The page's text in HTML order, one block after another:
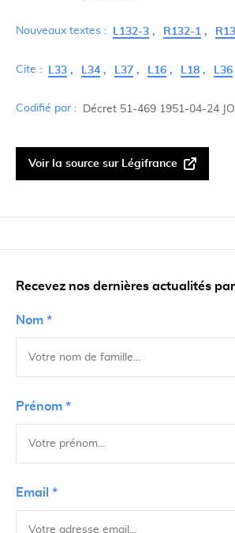
Nouveaux textes : L132-3 R132-1
Cite : L33 L34 L37 L16 L18 L36
Codifié par : Décret 51-469 1951-04-24
Voir la source sur Légifrance
Recevez nos dernières actualités
Nom *
Prénom *
Email *